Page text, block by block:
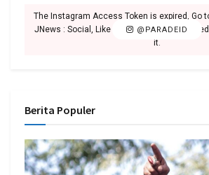
@PARADEID
The Instagram Access Token is expired, Go
JNews : Social, Like & View > Instagram
it.
Berita Populer